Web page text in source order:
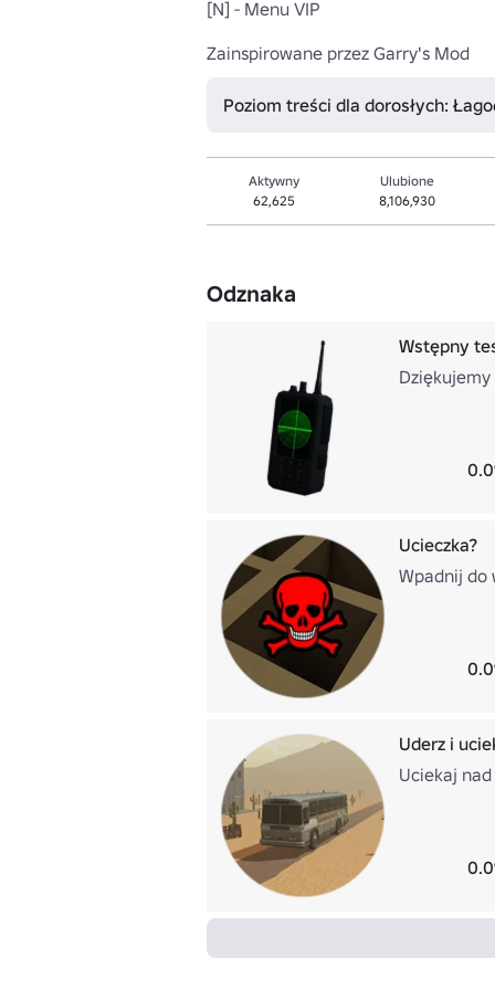
[N] - Menu VIP
Zainspirowane przez Garry's Mod
Poziom treści dla dorosłych:
Aktywny
62,625
Ulubione
8,106,930
Odznaka
Wstępny
Ucieczka?
Wpadnij do
Uderz i
Uciekaj